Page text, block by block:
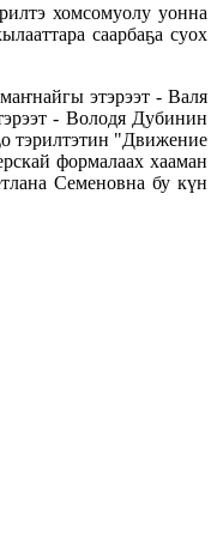
хомсомуолу уонна
саарбаҕа суох
этэрээт - Валя
- Володя Дубинин
тэрилтэтин "Движение
формалаах хааман
Семеновна бу күн